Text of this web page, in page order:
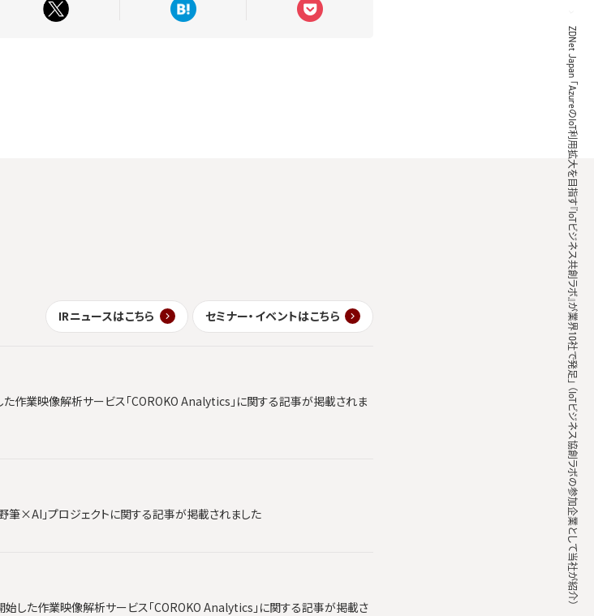
ZDNet Japan 「AzureのIoT利用拡大を目指す『IoTビジネス共創ラボ』が業界10社で発足」 （IoTビジネス協創ラボの参加企業として当社が紹介）
IRニュースはこちら セミナー・イベントはこちら
作業映像解析サービス「COROKO Analytics」に関する記事が掲載されま
筆×AI」プロジェクトに関する記事が掲載されました
した作業映像解析サービス「COROKO Analytics」に関する記事が掲載さ